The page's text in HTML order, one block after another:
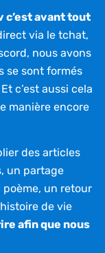
c’est avant tout
via le tchat,
nous avons
se sont formés
c’est aussi cela
manière encore
des articles
un partage
poème, un retour
de vie
afin que nous